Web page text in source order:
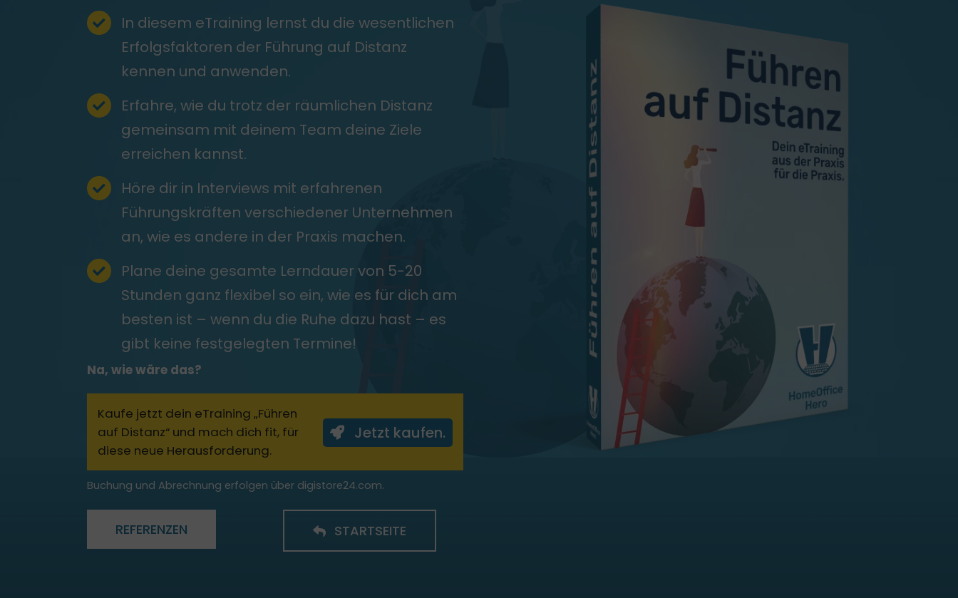
KI & Leadership
KI als FK und im Team clever einsetzen
Mindful Leadership
Leadership Case Studies
Hybride Meetings moderieren
Mindfulness @work
In diesem eTraining lernst du die wesentlichen
Erfolgsfaktoren der Führung auf Distanz
kennen und anwenden.
Erfahre, wie du trotz der räumlichen Distanz
gemeinsam mit deinem Team deine Ziele
erreichen kannst.
Höre dir in Interviews mit erfahrenen
Führungskräften verschiedener Unternehmen
an, wie es andere in der Praxis machen.
Plane deine gesamte Lerndauer von 5-20
Stunden ganz flexibel so ein, wie es für dich am
besten ist – wenn du die Ruhe dazu hast – es
gibt keine festgelegten Termine!
Na, wie wäre das?
Jetzt kaufen.
Kaufe jetzt dein eTraining „Führen
auf Distanz“ und mach dich fit, für
diese neue Herausforderung.
Buchung und Abrechnung erfolgen über digistore24.com.
REFERENZEN STARTSEITE